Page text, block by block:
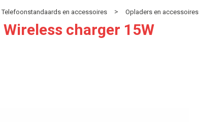
Telefoonstandaards en accessoires > Opladers en accessoires
charger 15W